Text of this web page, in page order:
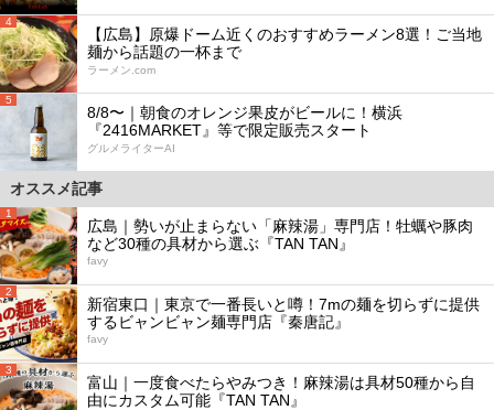
4
【広島】原爆ドーム近くのおすすめラーメン8選！ご当地
麺から話題の一杯まで
ラーメン.com
5
8/8〜｜朝食のオレンジ果皮がビールに！横浜
『2416MARKET』等で限定販売スタート
グルメライターAI
オススメ記事
1
広島｜勢いが止まらない「麻辣湯」専門店！牡蠣や豚肉
など30種の具材から選ぶ『TAN TAN』
favy
2
新宿東口｜東京で一番長いと噂！7mの麺を切らずに提供
するビャンビャン麺専門店『秦唐記』
favy
3
富山｜一度食べたらやみつき！麻辣湯は具材50種から自
由にカスタム可能『TAN TAN』